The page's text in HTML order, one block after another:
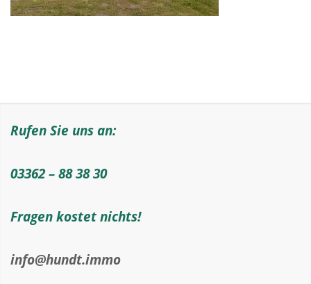
Rufen Sie uns an:
03362 – 88 38 30
Fragen kostet nichts!
info@hundt.immo